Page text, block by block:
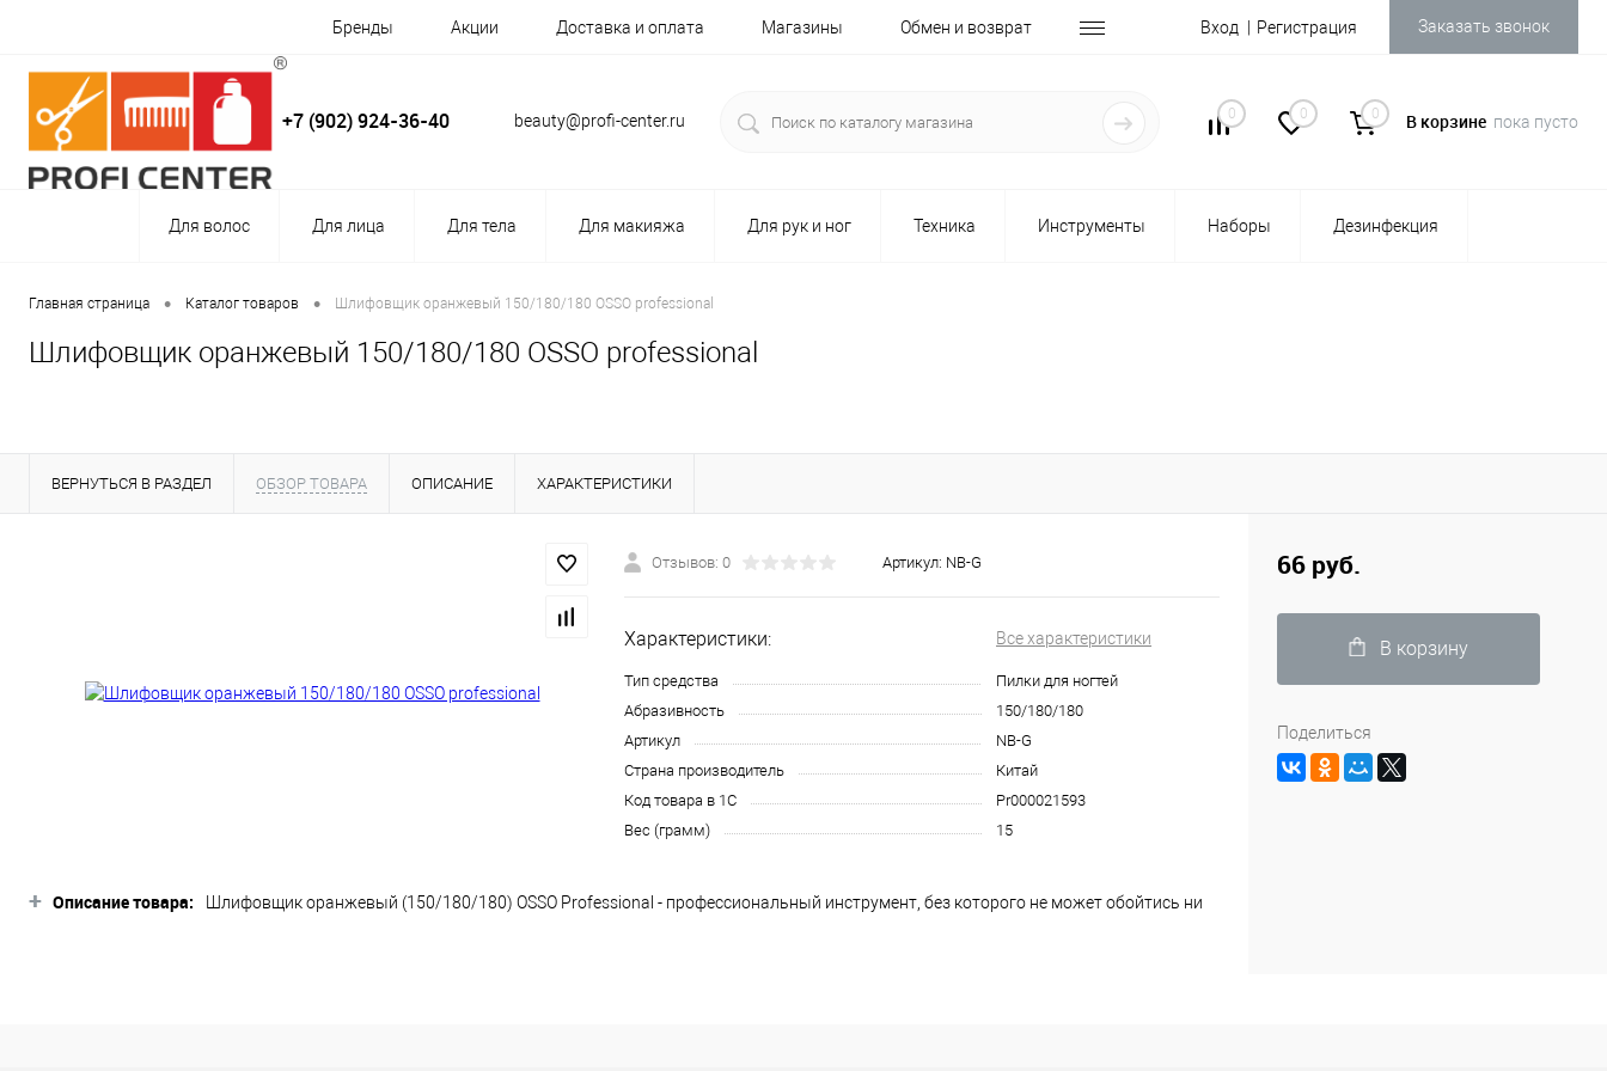
Бренды Акции Доставка и оплата Магазины Обмен и возврат Вход Регистрация Заказать звонок
+7 (902) 924-36-40 beauty@profi-center.ru 0 0 0 В корзине пока пусто
Для волос Для лица Для тела Для макияжа Для рук и ног Техника Инструменты Наборы Дезинфекция
Главная страница • Каталог товаров • Шлифовщик оранжевый 150/180/180 OSSO professional
Шлифовщик оранжевый 150/180/180 OSSO professional
ВЕРНУТЬСЯ В РАЗДЕЛ ОБЗОР ТОВАРА ОПИСАНИЕ ХАРАКТЕРИСТИКИ
Отзывов: 0 Артикул: NB-G
Характеристики: Все характеристики
Тип средства
Пилки для ногтей
Абразивность
150/180/180
Артикул
NB-G
Страна производитель
Китай
Код товара в 1С
Pr000021593
Вес (грамм)
15
+ Описание товара:
Шлифовщик оранжевый (150/180/180) OSSO Professional - профессиональный инструмент, без которого не может обойтись ни
66 руб.
В корзину
Поделиться